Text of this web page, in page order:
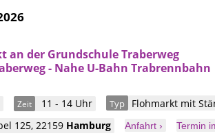
an der Grundschule Traberweg
- Nahe U-Bahn Trabrennbahn
Zeit 11 - 14 Uhr Typ Flohmarkt mit
125, 22159 Hamburg Anfahrt › Termin